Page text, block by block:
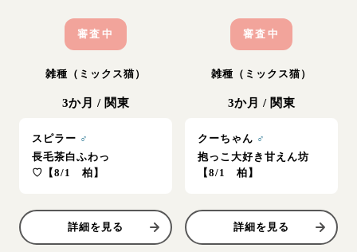
審査中
雑種（ミックス猫）
3か月 / 関東
スピラー ♂
長毛茶白ふわっ
♡【8/1 柏】
詳細を見る
審査中
雑種（ミックス猫）
3か月 / 関東
クーちゃん ♂
抱っこ大好き甘えん坊
【8/1 柏】
詳細を見る